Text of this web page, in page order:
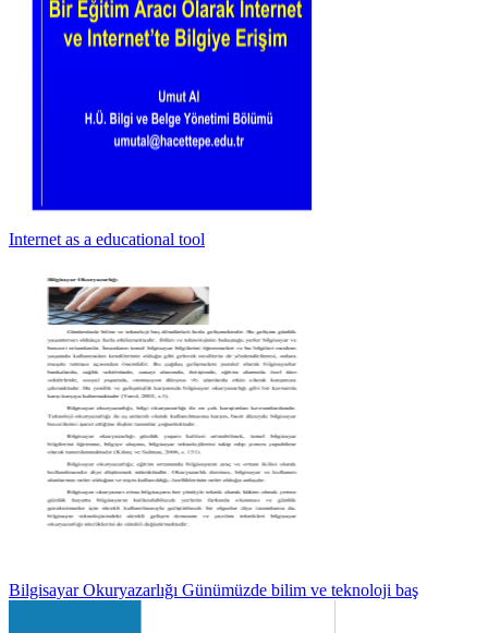
Internet as a educational tool
Bilgisayar Okuryazarlığı Günümüzde bilim ve teknoloji baş